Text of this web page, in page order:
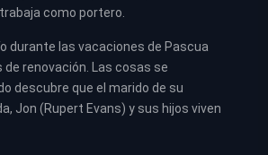
como portero.
durante las vacaciones de Pascua
renovación. Las cosas se
descubre que el marido de su
Jon (Rupert Evans) y sus hijos viven